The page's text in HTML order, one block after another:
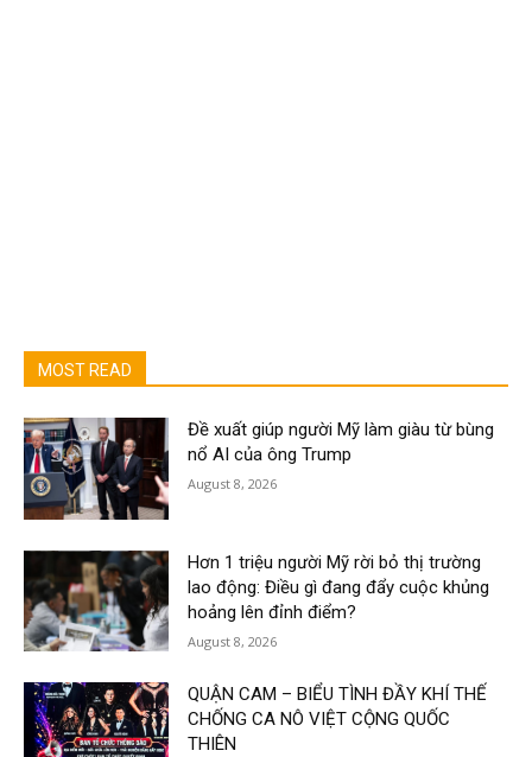
MOST READ
Đề xuất giúp người Mỹ làm giàu từ bùng
nổ AI của ông Trump
August 8, 2026
Hơn 1 triệu người Mỹ rời bỏ thị trường
lao động: Điều gì đang đẩy cuộc khủng
hoảng lên đỉnh điểm?
August 8, 2026
QUẬN CAM – BIỂU TÌNH ĐẦY KHÍ THẾ
CHỐNG CA NÔ VIỆT CỘNG QUỐC
THIÊN